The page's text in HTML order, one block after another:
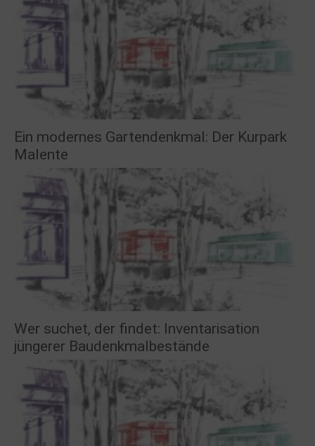
Ein modernes Gartendenkmal: Der Kurpark
Malente
Wer suchet, der findet: Inventarisation
jüngerer Baudenkmalbestände